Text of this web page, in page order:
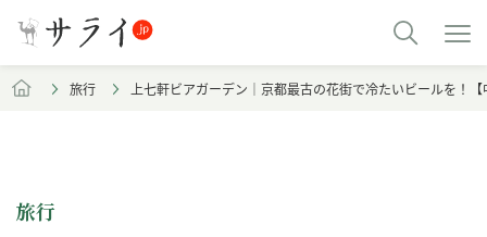
旅行 上七軒ビアガーデン｜京都最古の花街で冷たいビールを！
旅行